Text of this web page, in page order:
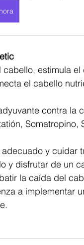
cabello, estimula
el cabello
contra la
Somatropino,
y cuidar
y disfrutar de un
la caída del
a implementar